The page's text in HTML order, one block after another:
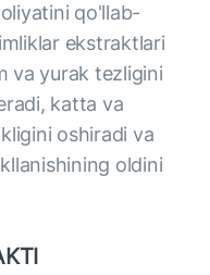
qo'llab-
ekstraktlari
va yurak tezligini
katta va
oshiradi va
oldini